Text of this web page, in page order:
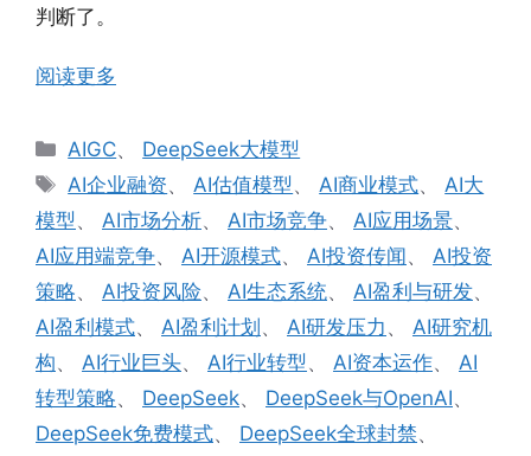
判断了。
阅读更多
分
类
AIGC、 DeepSeek大模型
标
签
AI企业融资、AI估值模型、AI商业模式、AI大
模型、 AI市场分析、 AI市场竞争、 AI应用场景、
AI应用端竞争、 AI开源模式、 AI投资传闻、 AI投资
策略、 AI投资风险、 AI生态系统、 AI盈利与研发、
AI盈利模式、 AI盈利计划 、 AI研发压力 、 AI研究机
构、 AI行业巨头、 AI行业转型、 AI资本运作、 AI
转型策略、 DeepSeek、 DeepSeek与OpenAI、
DeepSeek免费模式、 DeepSeek全球封禁、